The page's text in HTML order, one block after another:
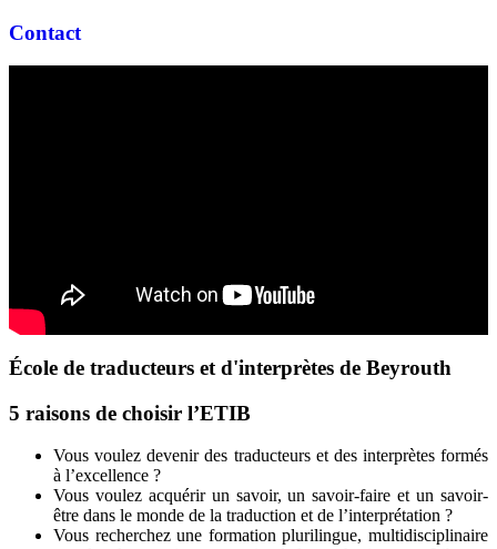
Contact
École de traducteurs et d'interprètes de Beyrouth
5 raisons de choisir l’ETIB
Vous voulez devenir des traducteurs et des interprètes formés
à l’excellence ?
Vous voulez acquérir un savoir, un savoir-faire et un savoir-
être dans le monde de la traduction et de l’interprétation ?
Vous recherchez une formation plurilingue, multidisciplinaire